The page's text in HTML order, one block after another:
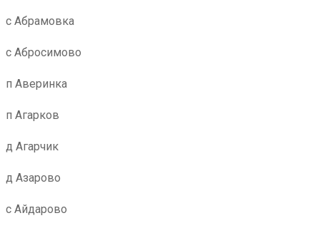
с Абрамовка
с Абросимово
п Аверинка
п Агарков
д Агарчик
д Азарово
с Айдарово